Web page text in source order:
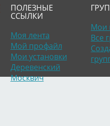
ПОЛЕЗНЫЕ
ССЫЛКИ
Моя лента
Мой профайл
Мои установки
Деревенский
Москвич
Мои
Все